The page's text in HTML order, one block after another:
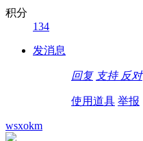
积分
134
发消息
回复 支持 反对
使用道具 举报
wsxokm